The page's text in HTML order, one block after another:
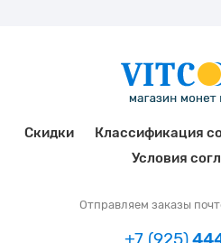
Скидки Классификация
Условия
Отправляем заказы